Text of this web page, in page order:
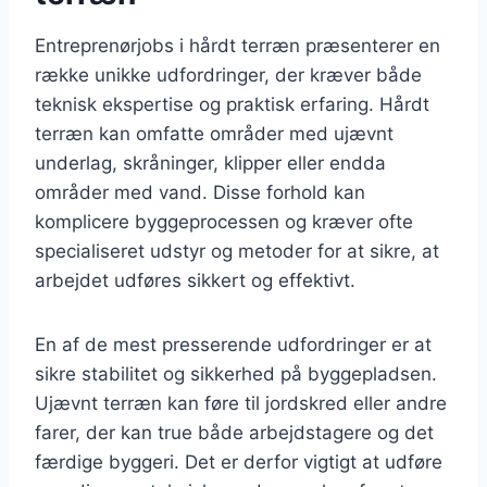
Entreprenørjobs i hårdt terræn præsenterer en
række unikke udfordringer, der kræver både
teknisk ekspertise og praktisk erfaring. Hårdt
terræn kan omfatte områder med ujævnt
underlag, skråninger, klipper eller endda
områder med vand. Disse forhold kan
komplicere byggeprocessen og kræver ofte
specialiseret udstyr og metoder for at sikre, at
arbejdet udføres sikkert og effektivt.
En af de mest presserende udfordringer er at
sikre stabilitet og sikkerhed på byggepladsen.
Ujævnt terræn kan føre til jordskred eller andre
farer, der kan true både arbejdstagere og det
færdige byggeri. Det er derfor vigtigt at udføre